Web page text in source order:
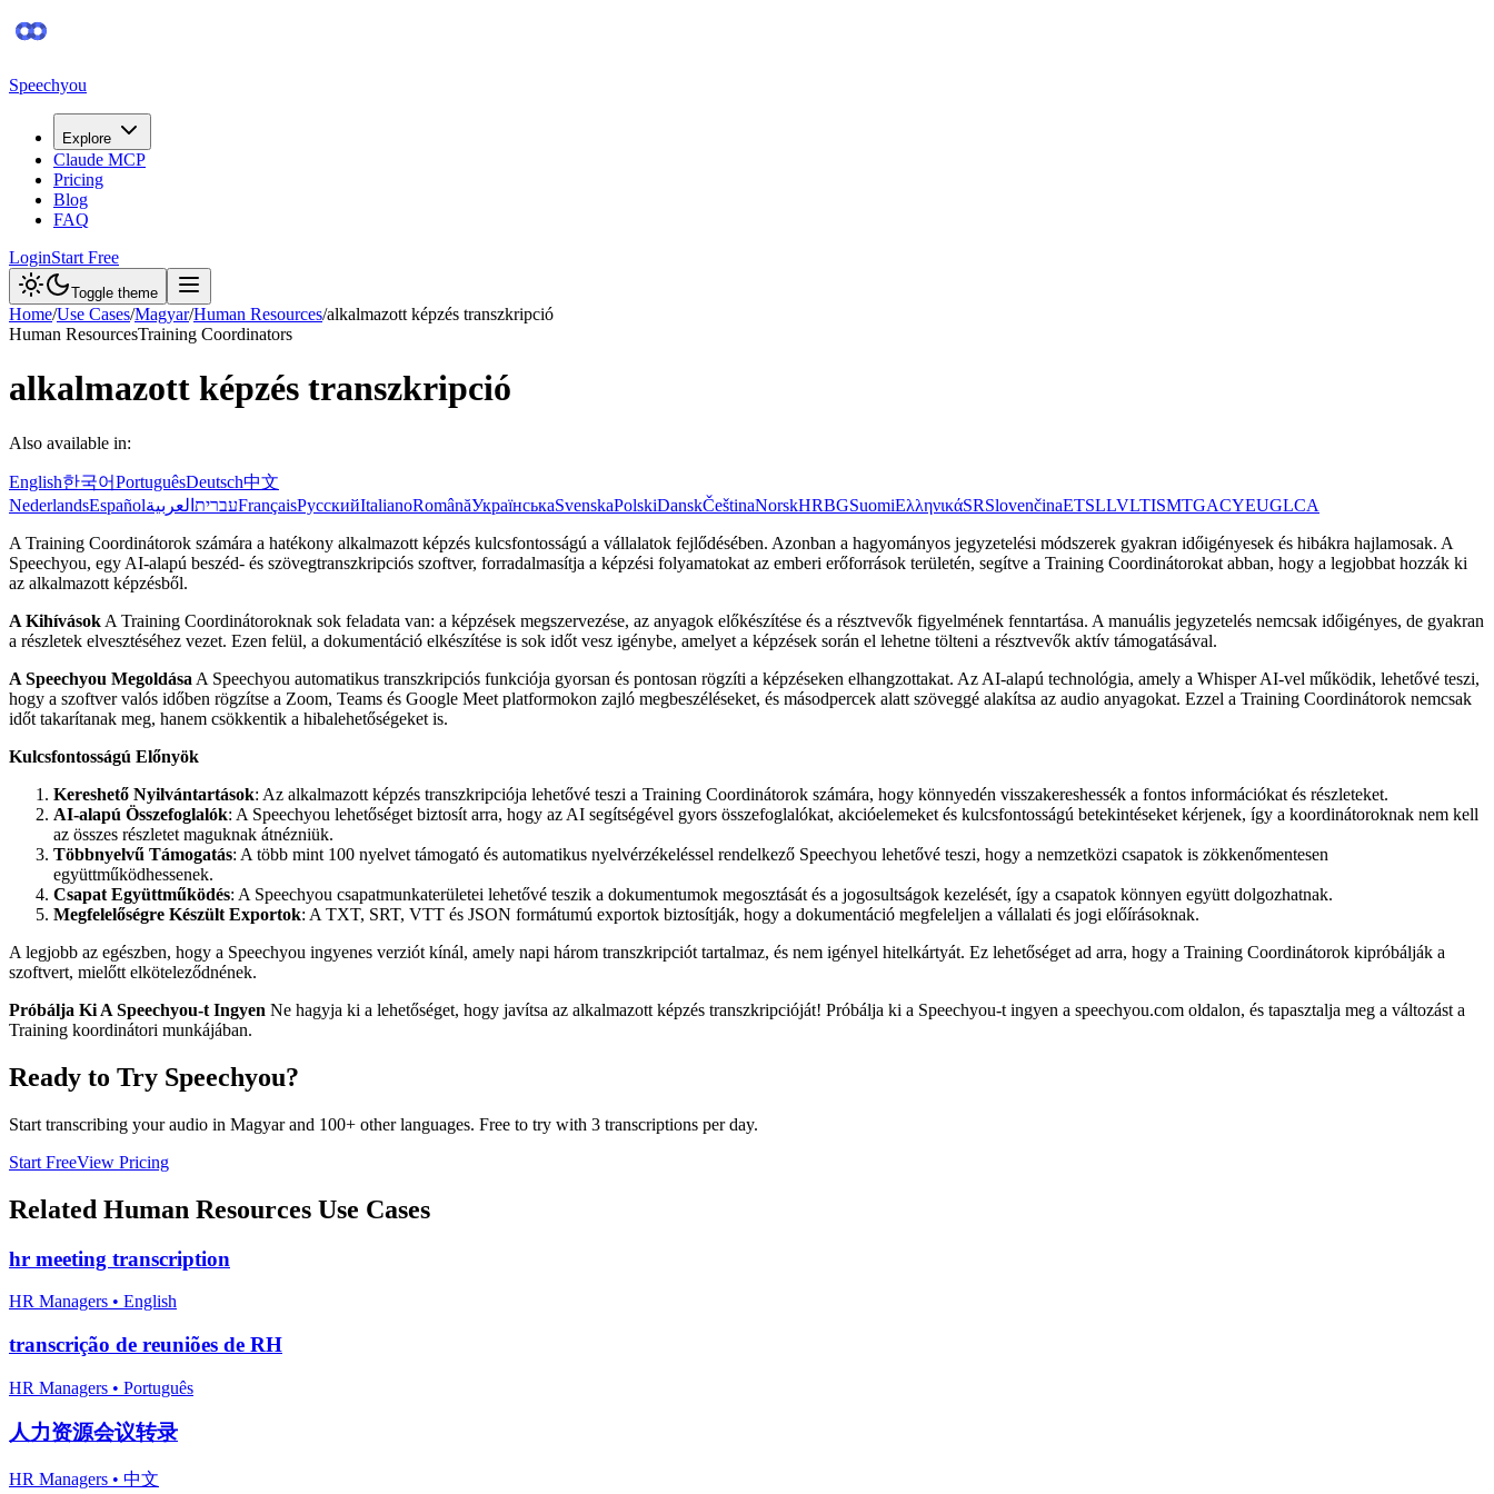
Speechyou
Explore
Claude MCP
Pricing
Blog
FAQ
LoginStart Free
Toggle theme
Home/Use Cases/Magyar/Human Resources/alkalmazott képzés transzkripció
Human ResourcesTraining Coordinators
alkalmazott képzés transzkripció
Also available in:
English한국어PortuguêsDeutsch中文
NederlandsEspañol עברית العربية FrançaisРусскийItalianoRomânăУкраїнськаSvenskaPolskiDanskČeštinaNorskHRBGSuomiΕλληνικάSRSlovenčinaETSLLVLTISMTGACYEUGLCA
A Training Coordinátorok számára a hatékony alkalmazott képzés kulcsfontosságú a vállalatok fejlődésében. Azonban a hagyományos jegyzetelési módszerek gyakran időigényesek és hibákra hajlamosak. A
Speechyou, egy AI-alapú beszéd- és szövegtranszkripciós szoftver, forradalmasítja a képzési folyamatokat az emberi erőforrások területén, segítve a Training Coordinátorokat abban, hogy a legjobbat hozzák ki
az alkalmazott képzésből.
A Kihívások A Training Coordinátoroknak sok feladata van: a képzések megszervezése, az anyagok előkészítése és a résztvevők figyelmének fenntartása. A manuális jegyzetelés nemcsak időigényes, de gyakran
a részletek elvesztéséhez vezet. Ezen felül, a dokumentáció elkészítése is sok időt vesz igénybe, amelyet a képzések során el lehetne tölteni a résztvevők aktív támogatásával.
A Speechyou Megoldása A Speechyou automatikus transzkripciós funkciója gyorsan és pontosan rögzíti a képzéseken elhangzottakat. Az AI-alapú technológia, amely a Whisper AI-vel működik, lehetővé teszi,
hogy a szoftver valós időben rögzítse a Zoom, Teams és Google Meet platformokon zajló megbeszéléseket, és másodpercek alatt szöveggé alakítsa az audio anyagokat. Ezzel a Training Coordinátorok nemcsak
időt takarítanak meg, hanem csökkentik a hibalehetőségeket is.
Kulcsfontosságú Előnyök
Kereshető Nyilvántartások: Az alkalmazott képzés transzkripciója lehetővé teszi a Training Coordinátorok számára, hogy könnyedén visszakereshessék a fontos információkat és részleteket.
AI-alapú Összefoglalók: A Speechyou lehetőséget biztosít arra, hogy az AI segítségével gyors összefoglalókat, akcióelemeket és kulcsfontosságú betekintéseket kérjenek, így a koordinátoroknak nem kell
az összes részletet maguknak átnézniük.
Többnyelvű Támogatás: A több mint 100 nyelvet támogató és automatikus nyelvérzékeléssel rendelkező Speechyou lehetővé teszi, hogy a nemzetközi csapatok is zökkenőmentesen
együttműködhessenek.
Csapat Együttműködés: A Speechyou csapatmunkaterületei lehetővé teszik a dokumentumok megosztását és a jogosultságok kezelését, így a csapatok könnyen együtt dolgozhatnak.
Megfelelőségre Készült Exportok: A TXT, SRT, VTT és JSON formátumú exportok biztosítják, hogy a dokumentáció megfeleljen a vállalati és jogi előírásoknak.
A legjobb az egészben, hogy a Speechyou ingyenes verziót kínál, amely napi három transzkripciót tartalmaz, és nem igényel hitelkártyát. Ez lehetőséget ad arra, hogy a Training Coordinátorok kipróbálják a
szoftvert, mielőtt elköteleződnének.
Próbálja Ki A Speechyou-t Ingyen Ne hagyja ki a lehetőséget, hogy javítsa az alkalmazott képzés transzkripcióját! Próbálja ki a Speechyou-t ingyen a speechyou.com oldalon, és tapasztalja meg a változást a
Training koordinátori munkájában.
Ready to Try Speechyou?
Start transcribing your audio in Magyarand 100+ other languages. Free to try with 3 transcriptions per day.
Start FreeView Pricing
Related Human Resources Use Cases
hr meeting transcription
HR Managers • English
transcrição de reuniões de RH
HR Managers • Português
人力资源会议转录
HR Managers • 中文